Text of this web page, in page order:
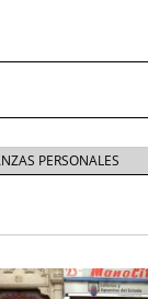
PERSONALES